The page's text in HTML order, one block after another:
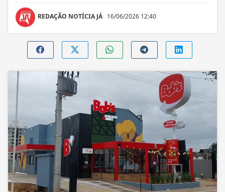
REDAÇÃO NOTÍCIA JÁ 16/06/2026 12:40